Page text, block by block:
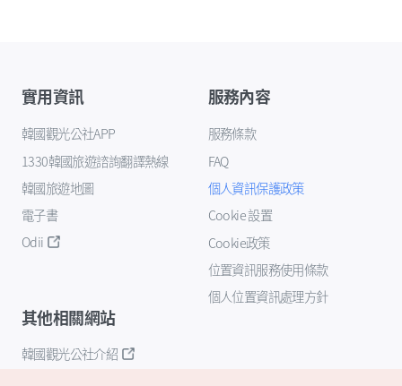
實用資訊
韓國觀光公社APP
1330韓國旅遊諮詢翻譯熱線
韓國旅遊地圖
電子書
Odii
服務內容
服務條款
FAQ
個人資訊保護政策
Cookie 設置
Cookie政策
位置資訊服務使用條款
個人位置資訊處理方針
其他相關網站
韓國觀光公社介紹